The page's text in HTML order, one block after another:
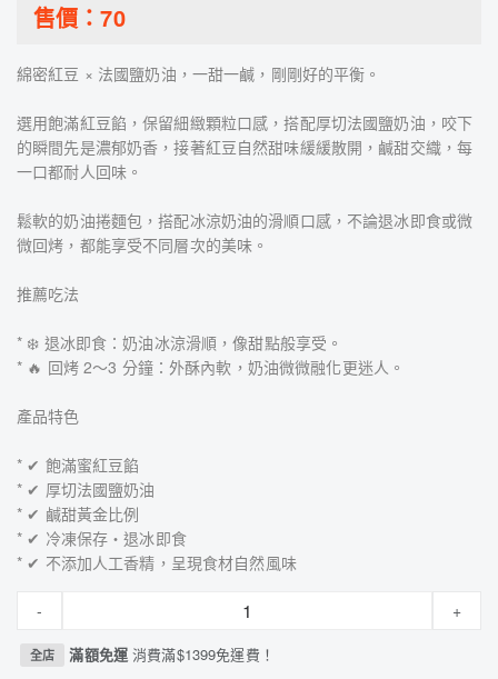
售價：70
綿密紅豆 × 法國鹽奶油，一甜一鹹，剛剛好的平衡。
選用飽滿紅豆餡，保留細緻顆粒口感，搭配厚切法國鹽奶油，咬下
的瞬間先是濃郁奶香，接著紅豆自然甜味緩緩散開，鹹甜交織，每
一口都耐人回味。
鬆軟的奶油捲麵包，搭配冰涼奶油的滑順口感，不論退冰即食或微
微回烤，都能享受不同層次的美味。
推薦吃法
* ❄️ 退冰即食：奶油冰涼滑順，像甜點般享受。
* 🔥 回烤 2～3 分鐘：外酥內軟，奶油微微融化更迷人。
產品特色
* ✔ 飽滿蜜紅豆餡
* ✔ 厚切法國鹽奶油
* ✔ 鹹甜黃金比例
* ✔ 冷凍保存・退冰即食
* ✔ 不添加人工香精，呈現食材自然風味
- +
全店 滿額免運消費滿$1399免運費！